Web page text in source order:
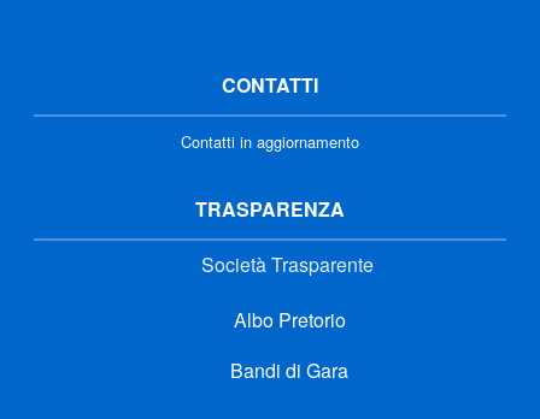
CONTATTI
Contatti in aggiornamento
TRASPARENZA
Società Trasparente
Albo Pretorio
Bandi di Gara